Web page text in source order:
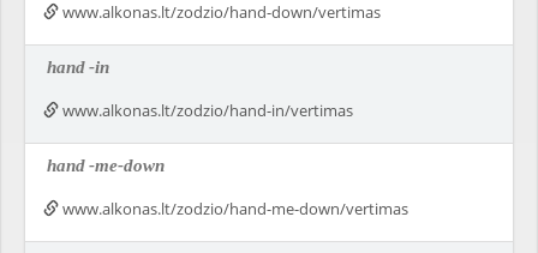
www.alkonas.lt/zodzio/hand-down/vertimas
hand-in
www.alkonas.lt/zodzio/hand-in/vertimas
hand-me-down
www.alkonas.lt/zodzio/hand-me-down/vertimas